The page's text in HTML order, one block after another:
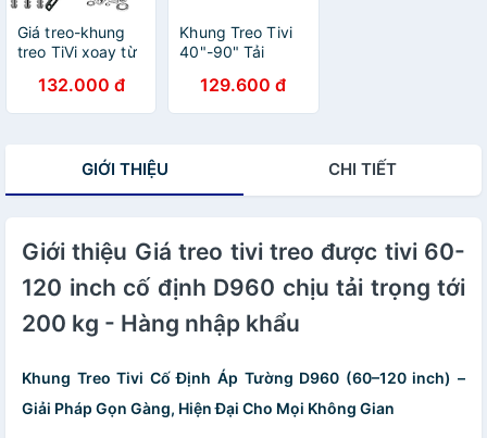
Giá treo-khung
treo TiVi xoay từ
Hàng nhập khẩu
132.000 đ
Khung Treo Tivi
40"-90" Tải
H4090 Hỗ Trợ
Tivi Chuẩn VESA
129.600 đ
GIỚI THIỆU CHI TIẾT
Giới thiệu Giá treo tivi treo được tivi 60-
120 inch cố định D960 chịu tải trọng tới
200 kg - Hàng nhập khẩu
Khung Treo Tivi Cố Định Áp Tường D960 (60–120 inch) –
Giải Pháp Gọn Gàng, Hiện Đại Cho Mọi Không Gian